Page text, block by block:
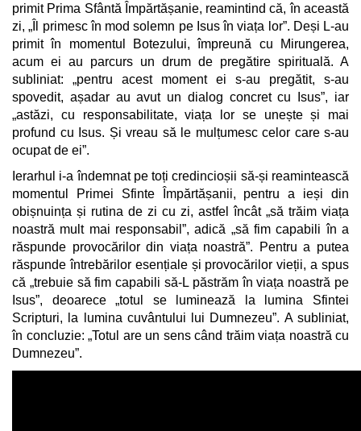
primit Prima Sfântă Împărtășanie, reamintind că, în această
zi, „Îl primesc în mod solemn pe Isus în viața lor”. Deși L-au
primit în momentul Botezului, împreună cu Mirungerea,
acum ei au parcurs un drum de pregătire spirituală. A
subliniat: „pentru acest moment ei s-au pregătit, s-au
spovedit, așadar au avut un dialog concret cu Isus”, iar
„astăzi, cu responsabilitate, viața lor se unește și mai
profund cu Isus. Și vreau să le mulțumesc celor care s-au
ocupat de ei”.
Ierarhul i-a îndemnat pe toți credincioșii să-și reamintească
momentul Primei Sfinte Împărtășanii, pentru a ieși din
obișnuința și rutina de zi cu zi, astfel încât „să trăim viața
noastră mult mai responsabil”, adică „să fim capabili în a
răspunde provocărilor din viața noastră”. Pentru a putea
răspunde întrebărilor esențiale și provocărilor vieții, a spus
că „trebuie să fim capabili să-L păstrăm în viața noastră pe
Isus”, deoarece „totul se luminează la lumina Sfintei
Scripturi, la lumina cuvântului lui Dumnezeu”. A subliniat,
în concluzie: „Totul are un sens când trăim viața noastră cu
Dumnezeu”.